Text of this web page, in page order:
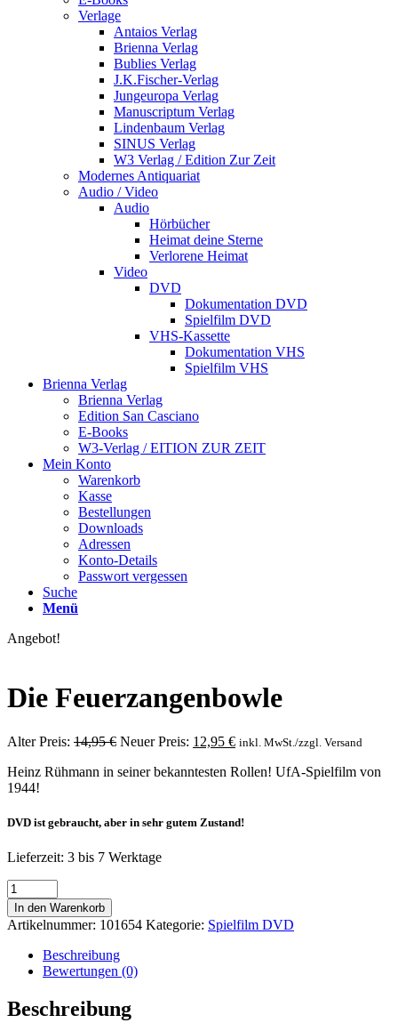
Verlage
Antaios Verlag
Brienna Verlag
Bublies Verlag
J.K.Fischer-Verlag
Jungeuropa Verlag
Manuscriptum Verlag
Lindenbaum Verlag
SINUS Verlag
W3 Verlag / Edition Zur Zeit
Modernes Antiquariat
Audio / Video
Audio
Hörbücher
Heimat deine Sterne
Verlorene Heimat
Video
DVD
Dokumentation DVD
Spielfilm DVD
VHS-Kassette
Dokumentation VHS
Spielfilm VHS
Brienna Verlag
Brienna Verlag
Edition San Casciano
E-Books
W3-Verlag / EITION ZUR ZEIT
Mein Konto
Warenkorb
Kasse
Bestellungen
Downloads
Adressen
Konto-Details
Passwort vergessen
Suche
Menü
Angebot!
Die Feuerzangenbowle
Alter Preis: 14,95€ Neuer Preis: 12,95 € inkl. MwSt./zzgl. Versand
Heinz Rühmann in seiner bekanntesten Rollen! UfA-Spielfilm von
1944!
DVD ist gebraucht, aber in sehr gutem Zustand!
Lieferzeit: 3 bis 7 Werktage
Die
Feuerzangenbowle
Menge
In den Warenkorb
Artikelnummer: 101654 Kategorie: Spielfilm DVD
Beschreibung
Bewertungen (0)
Beschreibung